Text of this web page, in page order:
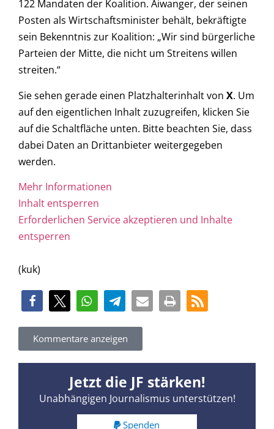
122 Mandaten der Koalition. Aiwanger, der seinen
Posten als Wirtschaftsminister behält, bekräftigte
sein Bekenntnis zur Koalition: „Wir sind bürgerliche
Parteien der Mitte, die nicht um Streitens willen
streiten.“
Sie sehen gerade einen Platzhalterinhalt von X. Um
auf den eigentlichen Inhalt zuzugreifen, klicken Sie
auf die Schaltfläche unten. Bitte beachten Sie, dass
dabei Daten an Drittanbieter weitergegeben
werden.
Mehr Informationen
Inhalt entsperren
Erforderlichen Service akzeptieren und Inhalte
entsperren
(kuk)
Kommentare anzeigen
Jetzt die JF stärken!
Unabhängigen Journalismus unterstützen!
Spenden